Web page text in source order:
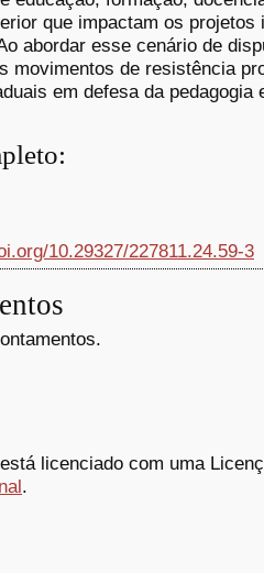
que impactam os
abordar esse cenário de
movimentos de resistência
em defesa da pedagogia
10.29327/227811.24.59-3
licenciado com uma
.